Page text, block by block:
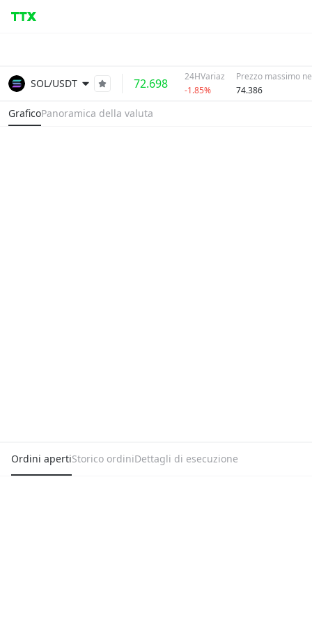
SOL/USDT 72.698
24HVariaz
-1.85%
Prezzo massimo
74.386
GraficoPanoramica della valuta
Ordini apertiStorico ordiniDettagli di esecuzione